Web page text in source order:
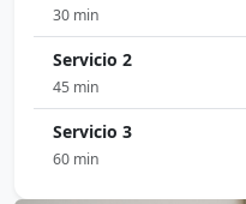
30 min
Servicio 2
45 min
Servicio 3
60 min